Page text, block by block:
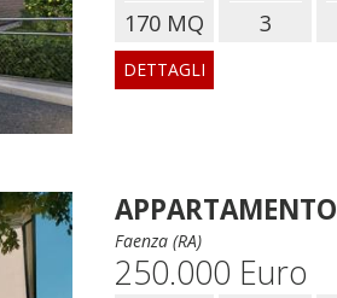
170 MQ 3
DETTAGLI
APPARTAMENTO
Faenza (RA)
250.000 Euro